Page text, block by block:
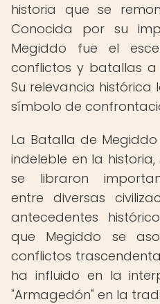
historia que se
Conocida por su
Megiddo fue el
conflictos y batallas
Su relevancia
símbolo de
La Batalla de
indeleble en la
se libraron
entre diversas
antecedentes
que Megiddo se
conflictos
ha influido en la
"Armagedón" en la